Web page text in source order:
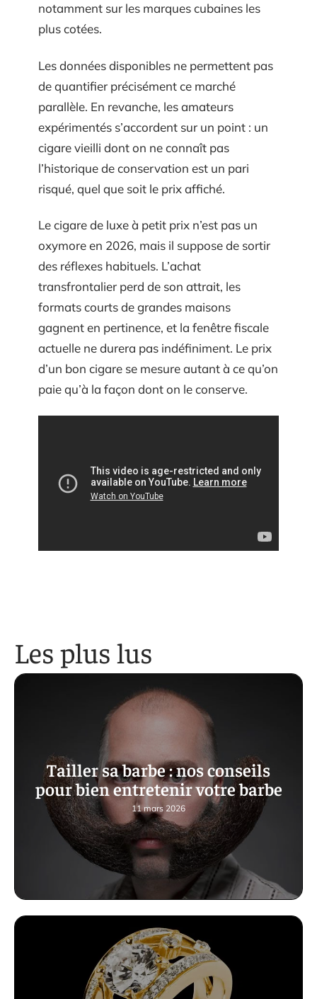
notamment sur les marques cubaines les
plus cotées.
Les données disponibles ne permettent pas
de quantifier précisément ce marché
parallèle. En revanche, les amateurs
expérimentés s’accordent sur un point : un
cigare vieilli dont on ne connaît pas
l’historique de conservation est un pari
risqué, quel que soit le prix affiché.
Le cigare de luxe à petit prix n’est pas un
oxymore en 2026, mais il suppose de sortir
des réflexes habituels. L’achat
transfrontalier perd de son attrait, les
formats courts de grandes maisons
gagnent en pertinence, et la fenêtre fiscale
actuelle ne durera pas indéfiniment. Le prix
d’un bon cigare se mesure autant à ce qu’on
paie qu’à la façon dont on le conserve.
Les plus lus
Tailler sa barbe : nos conseils
pour bien entretenir votre barbe
11 mars 2026